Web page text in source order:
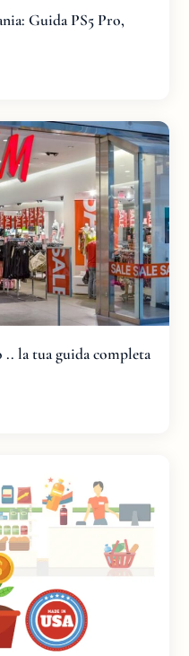
Guida PS5 Pro,
la tua guida completa